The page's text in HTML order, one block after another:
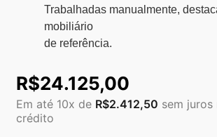
Trabalhadas manualmente,
mobiliário
de referência.
R$24.125,00
Em até 10x de R$2.412,50 sem
crédito